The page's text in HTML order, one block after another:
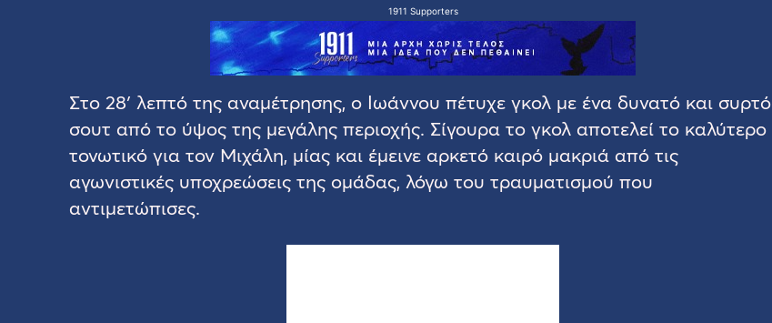
1911 Supporters
Στο 28′ λεπτό της αναμέτρησης, ο Ιωάννου πέτυχε γκολ με ένα δυνατό και συρτό
σουτ από το ύψος της μεγάλης περιοχής. Σίγουρα το γκολ αποτελεί το καλύτερο
τονωτικό για τον Μιχάλη, μίας και έμεινε αρκετό καιρό μακριά από τις
αγωνιστικές υποχρεώσεις της ομάδας, λόγω του τραυματισμού που
αντιμετώπισες.